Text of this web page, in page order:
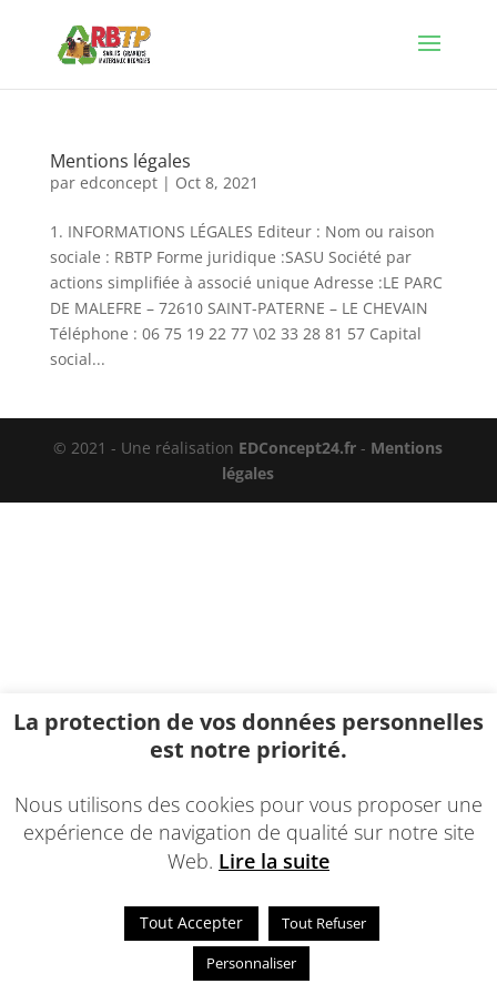
Mentions légales
par edconcept| Oct 8, 2021
1. INFORMATIONS LÉGALES Editeur : Nom ou raison
sociale : ‌RBTP Forme juridique :SASU Société par
actions simplifiée à associé unique Adresse :LE PARC
DE MALEFRE – 72610 SAINT-PATERNE – LE CHEVAIN
Téléphone : 06 75 19 22 77 \02 33 28 81 57 Capital
social...
© 2021 - Une réalisation EDConcept24.fr- Mentions
légales
La protection de vos données personnelles
est notre priorité.
Nous utilisons des cookies pour vous proposer une
expérience de navigation de qualité sur notre site
Web. Lire la suite
Tout Accepter
Tout Refuser
Personnaliser